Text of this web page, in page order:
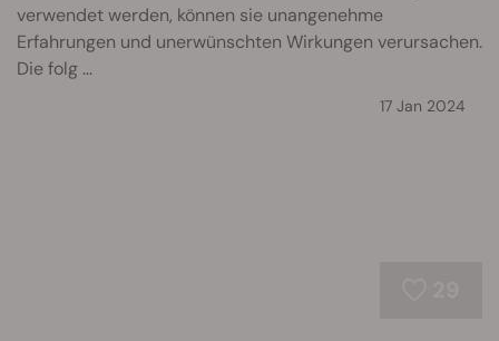
verwendet werden, können sie unangenehme
Erfahrungen und unerwünschten Wirkungen verursachen.
Die folg ...
17 Jan 2024